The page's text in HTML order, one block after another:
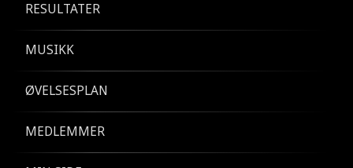
RESULTATER
MUSIKK
ØVELSESPLAN
MEDLEMMER